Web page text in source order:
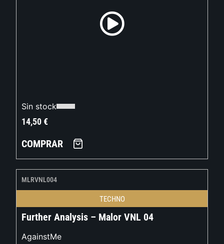
Sin stock
14,50€
COMPRAR
MLRVNL004
TECHNO
Further Analysis – Malor VNL 04
AgainstMe